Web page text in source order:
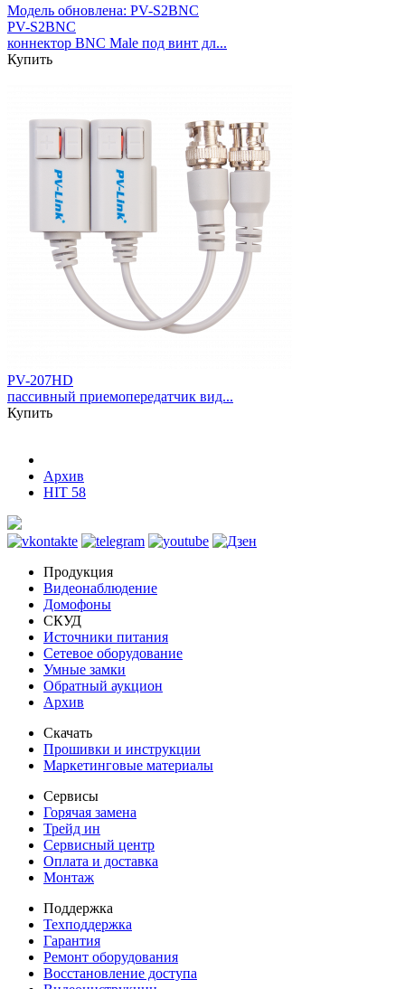
Модель обновлена: PV-S2BNC
PV-S2BNC
коннектор BNC Male под винт дл...
Купить
PV-207HD
пассивный приемопередатчик вид...
Купить
Архив
HIT 58
Продукция
Видеонаблюдение
Домофоны
СКУД
Источники питания
Сетевое оборудование
Умные замки
Обратный аукцион
Архив
Скачать
Прошивки и инструкции
Маркетинговые материалы
Сервисы
Горячая замена
Трейд ин
Сервисный центр
Оплата и доставка
Монтаж
Поддержка
Техподдержка
Гарантия
Ремонт оборудования
Восстановление доступа